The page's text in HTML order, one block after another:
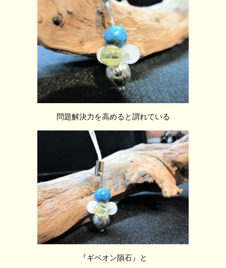
問題解決力を高めると謂れている
『ギベオン隕石』と